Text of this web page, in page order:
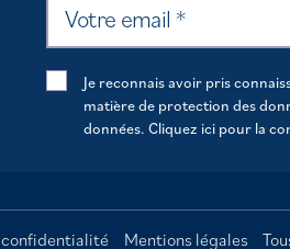
Je reconnais avoir pris
matière de protection des
données. Cliquez ici pour la
Mentions légales